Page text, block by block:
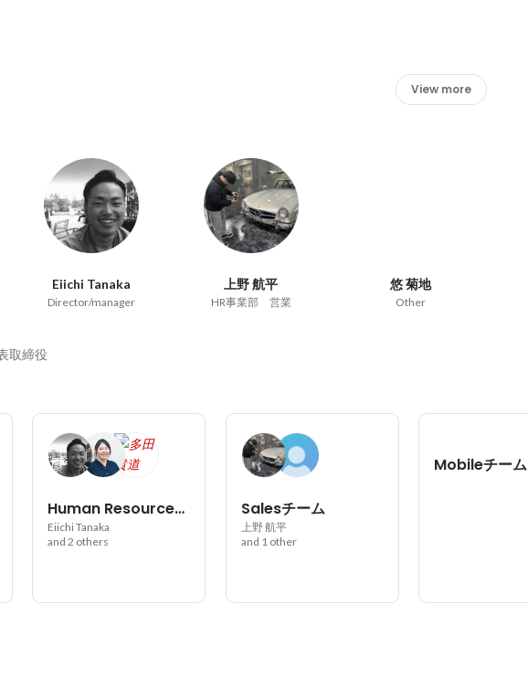
View more
Eiichi Tanaka
Director/manager
上野 航平
HR事業部 営業
悠 菊地
Other
取締役
Human Resourceチーム
Eiichi Tanaka
and 2 others
Salesチーム
上野 航平
and 1 other
Mobileチーム